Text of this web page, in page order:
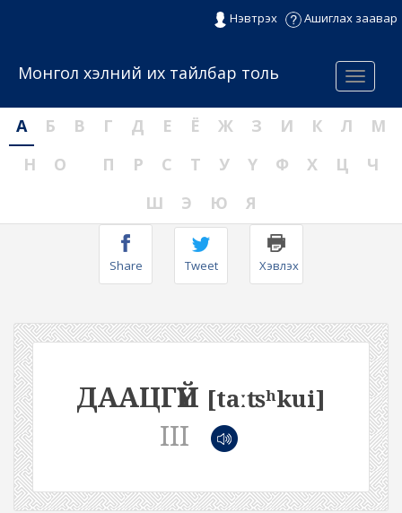
Нэвтрэх Ашиглах заавар
Menu
Монгол хэлний их тайлбар толь
А Б В Г Д Е Ё Ж З И К Л
М
Н
О П Р С Т У Ү Ф Х Ц
Ч
Ш
Э Ю Я
Share Tweet Хэвлэх
ДААЦГҮЙ [taːʦʰkui]
III